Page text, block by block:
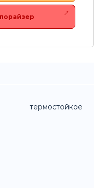
термостойкое